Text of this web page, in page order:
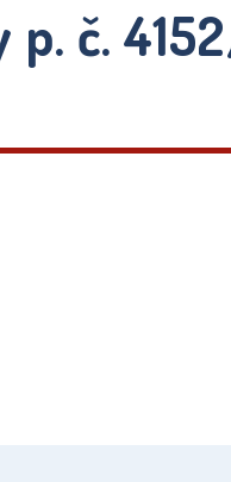
č.